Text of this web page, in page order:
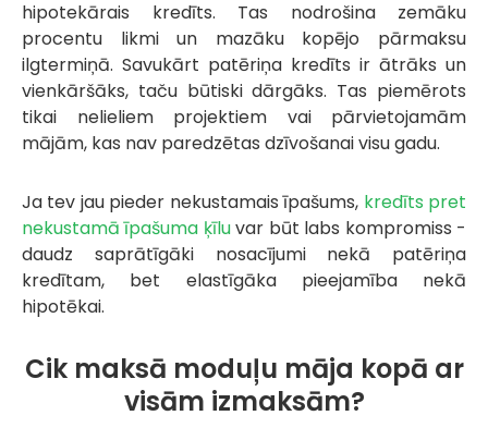
hipotekārais kredīts. Tas nodrošina zemāku
procentu likmi un mazāku kopējo pārmaksu
ilgtermiņā. Savukārt patēriņa kredīts ir ātrāks un
vienkāršāks, taču būtiski dārgāks. Tas piemērots
tikai nelieliem projektiem vai pārvietojamām
mājām, kas nav paredzētas dzīvošanai visu gadu.
Ja tev jau pieder nekustamais īpašums, kredīts pret
nekustamā īpašuma ķīluvar būt labs kompromiss -
daudz saprātīgāki nosacījumi nekā patēriņa
kredītam, bet elastīgāka pieejamība nekā
hipotēkai.
Cik maksā moduļu māja kopā ar
visām izmaksām?